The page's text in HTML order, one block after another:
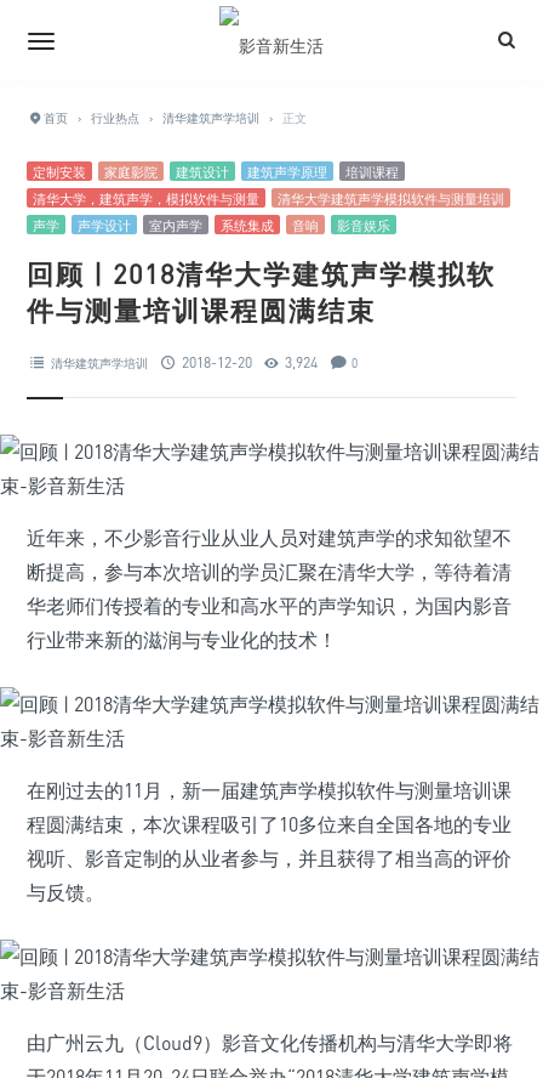
首页 › 行业热点 › 清华建筑声学培训 › 正文
定制安装 家庭影院 建筑设计 建筑声学原理
培训课程
清华大学，建筑声学，模拟软件与测量
清华大学建筑声学模拟软件与测量培训
声学
声学设计 室内声学 系统集成 音响 影音娱乐
回顾 | 2018清华大学建筑声学模拟软
件与测量培训课程圆满结束
清华建筑声学培训 2018-12-20 3,924 0
近年来，不少影音行业从业人员对建筑声学的求知欲望不
断提高，参与本次培训的学员汇聚在清华大学，等待着清
华老师们传授着的专业和高水平的声学知识，为国内影音
行业带来新的滋润与专业化的技术！
在刚过去的11月，新一届建筑声学模拟软件与测量培训课
程圆满结束，本次课程吸引了10多位来自全国各地的专业
视听、影音定制的从业者参与，并且获得了相当高的评价
与反馈。
由广州云九（Cloud9）影音文化传播机构与清华大学即将